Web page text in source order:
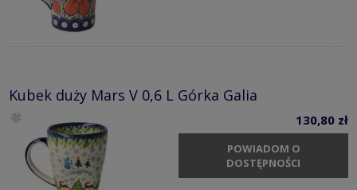
Kubek duży Mars V 0,6 L Górka Galia
130,80 zł
POWIADOM O
DOSTĘPNOŚCI